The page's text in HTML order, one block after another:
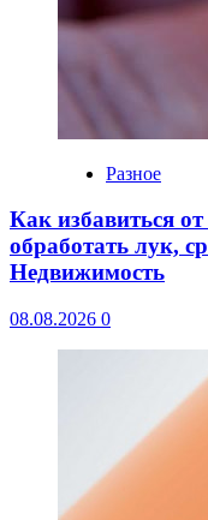
Разное
Как избавиться
обработать лук,
Недвижимость
08.08.2026 0